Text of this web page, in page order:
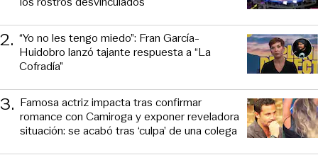
2. “Yo no les tengo miedo”: Fran García-
Huidobro lanzó tajante respuesta a “La
Cofradía”
3. Famosa actriz impacta tras confirmar
romance con Camiroga y exponer reveladora
situación: se acabó tras ‘culpa’ de una colega